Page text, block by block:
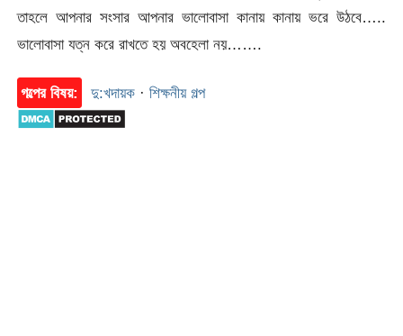
তাহলে আপনার সংসার আপনার ভালোবাসা কানায় কানায় ভরে উঠবে…..
ভালোবাসা যত্ন করে রাখতে হয় অবহেলা নয়…….
গল্পের বিষয়: দু:খদায়ক ·শিক্ষনীয় গল্প